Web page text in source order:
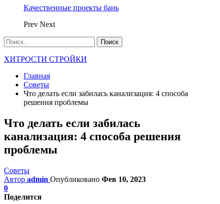
Качественные проекты бань
Prev Next
ХИТРОСТИ СТРОЙКИ
Главная
Советы
Что делать если забилась канализация: 4 способа
решения проблемы
Что делать если забилась
канализация: 4 способа решения
проблемы
Советы
Автор admin Опубликовано Фев 10, 2023
0
Поделится